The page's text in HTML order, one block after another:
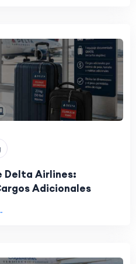
Delta Airlines:
Adicionales